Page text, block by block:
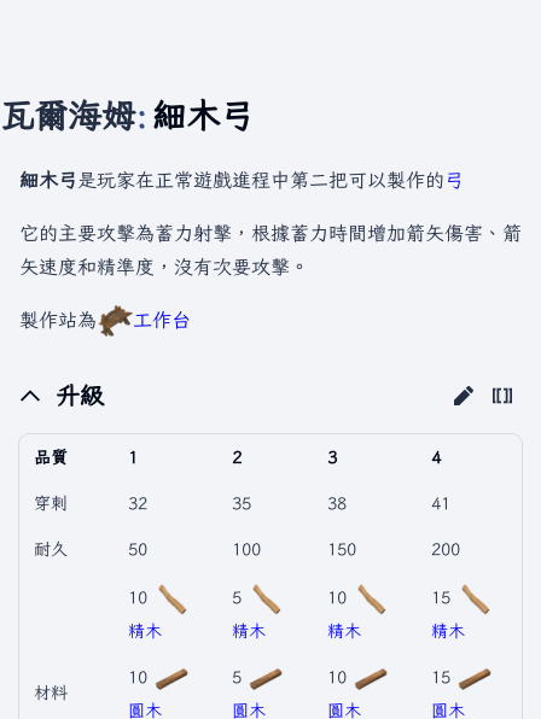
瓦爾海姆: 細木弓
細木弓 是玩家在正常遊戲進程中第二把可以製作的 弓
它的主要攻擊為蓄力射擊，根據蓄力時間增加箭矢傷害、箭
矢速度和精準度，沒有次要攻擊。
製作站為 工作台
升級
品質 1 2 3 4
穿刺 32 35 38 41
耐久 50 100 150 200
材料
10
精木
10
圓木
5
精木
5
圓木
10
精木
10
圓木
15
精木
15
圓木